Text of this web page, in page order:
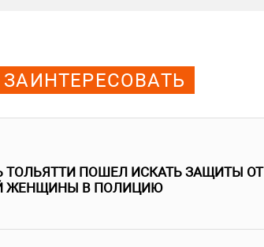
ТОЛЬЯТТИ ПОШЕЛ ИСКАТЬ ЗАЩИТЫ ОТ
ЖЕНЩИНЫ В ПОЛИЦИЮ